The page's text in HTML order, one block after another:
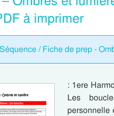
à imprimer
Séquence / Fiche de prep -
: 1ere
Les
personnelle